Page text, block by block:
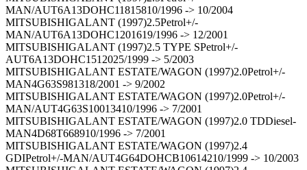
MAN/AUT6A13DOHC11815810/1996 -> 10/2004
MITSUBISHIGALANT (1997)2.5Petrol+/-
MAN/AUT6A13DOHC1201619/1996 -> 12/2001
MITSUBISHIGALANT (1997)2.5 TYPE SPetrol+/-
AUT6A13DOHC1512025/1999 -> 5/2003
MITSUBISHIGALANT ESTATE/WAGON (1997)2.0Petrol+/-
MAN4G63S981318/2001 -> 9/2002
MITSUBISHIGALANT ESTATE/WAGON (1997)2.0Petrol+/-
MAN/AUT4G63S10013410/1996 -> 7/2001
MITSUBISHIGALANT ESTATE/WAGON (1997)2.0 TDDiesel-
MAN4D68T668910/1996 -> 7/2001
MITSUBISHIGALANT ESTATE/WAGON (1997)2.4
GDIPetrol+/-MAN/AUT4G64DOHCB10614210/1999 -> 10/2003